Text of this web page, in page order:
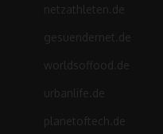
netzathleten.de
gesuendernet.de
worldsoffood.de
urbanlife.de
planetoftech.de